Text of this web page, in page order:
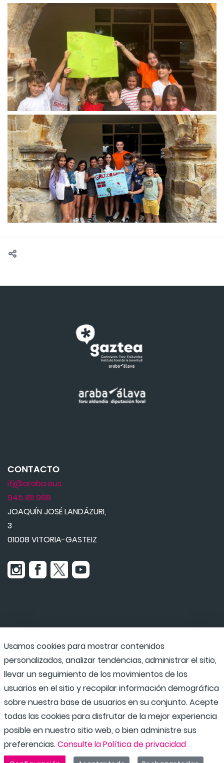
Udaraba
Programas escolares
CONTACTO
ifj@araba.eus
945 181 988
JOAQUÍN JOSÉ LANDÁZURI,
3
01008 VITORIA-GASTEIZ
Usamos cookies para mostrar contenidos
personalizados, analizar tendencias, administrar el sitio,
llevar un seguimiento de los movimientos de los
usuarios en el sitio y recopilar información demográfica
sobre nuestra base de usuarios en su conjunto. Acepte
todas las cookies para disfrutar de la mejor experiencia
posible en nuestro sitio web, o bien administre sus
preferencias.Consulte la Política de privacidad